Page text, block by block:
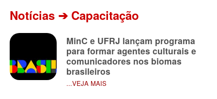
Notícias ➔ Capacitação
MinC e UFRJ lançam programa
para formar agentes culturais e
comunicadores nos biomas
brasileiros
...VEJA MAIS